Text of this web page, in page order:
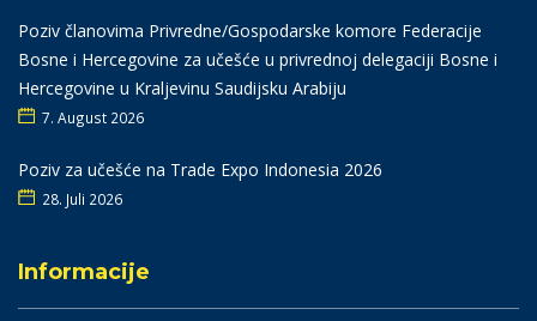
Poziv članovima Privredne/Gospodarske komore Federacije
Bosne i Hercegovine za učešće u privrednoj delegaciji Bosne i
Hercegovine u Kraljevinu Saudijsku Arabiju
7. August 2026
Poziv za učešće na Trade Expo Indonesia 2026
28. Juli 2026
Informacije